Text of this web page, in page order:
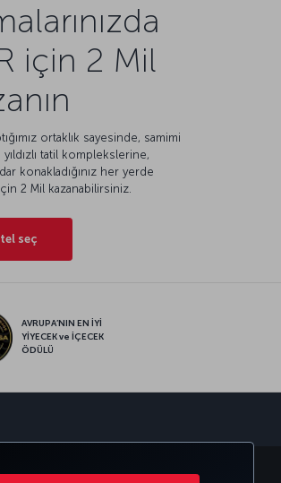
için 2 Mil
ortaklık sayesinde, samimi
tatil komplekslerine,
konakladığınız her yerde
için 2 Mil kazanabilirsiniz.
seç
AVRUPA’NIN EN İYİ
YİYECEK ve İÇECEK
ÖDÜLÜ
YOLLARI